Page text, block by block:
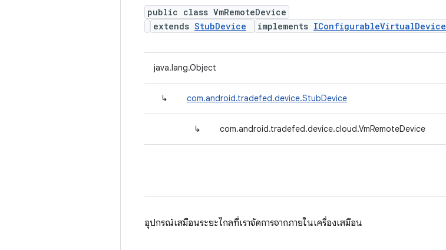
public class VmRemoteDevice
extends StubDevice implements IConfigurableVirtualDevice
java.lang.Object
↳ com.android.tradefed.device.StubDevice
↳ com.android.tradefed.device.cloud.VmRemoteDevice
อุปกรณ์เสมือนระยะไกลที่เราจัดการจากภายในเครื่องเสมือน